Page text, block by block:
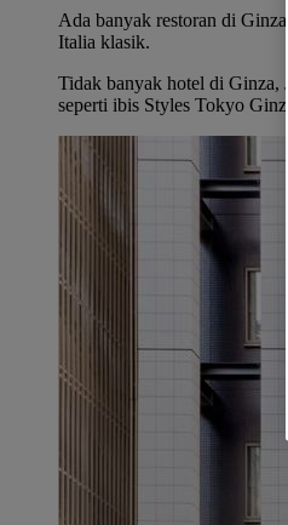
Ada banyak restoran di
Italia klasik.
Tidak banyak hotel di Ginza,
seperti ibis Styles Tokyo